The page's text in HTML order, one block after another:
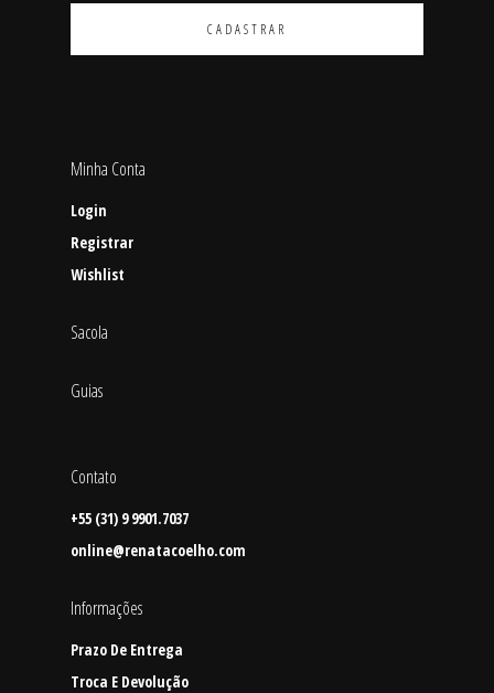
Minha Conta
Login
Registrar
Wishlist
Sacola
Guias
Contato
+55 (31) 9 9901.7037
online@renatacoelho.com
Informações
Prazo De Entrega
Troca E Devolução